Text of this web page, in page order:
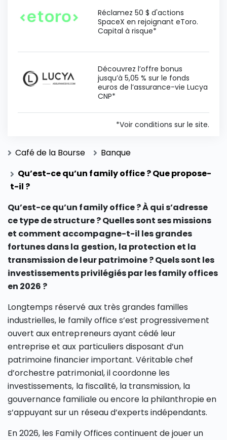
Réclamez 50 $ d'actions
SpaceX en rejoignant eToro.
Capital à risque*
Découvrez l’offre bonus
jusqu’à 5,05 % sur le fonds
euros de l’assurance-vie Lucya
CNP*
*Voir conditions sur le site.
Café de la Bourse
Banque
Qu’est-ce qu’un family office ? Que propose-
t-il ?
Qu’est-ce qu’un family office ? À qui s’adresse
ce type de structure ? Quelles sont ses missions
et comment accompagne-t-il les grandes
fortunes dans la gestion, la protection et la
transmission de leur patrimoine ? Quels sont les
investissements privilégiés par les family offices
en 2026 ?
Longtemps réservé aux très grandes familles
industrielles, le family office s’est progressivement
ouvert aux entrepreneurs ayant cédé leur
entreprise et aux particuliers disposant d’un
patrimoine financier important. Véritable chef
d’orchestre patrimonial, il coordonne les
investissements, la fiscalité, la transmission, la
gouvernance familiale ou encore la philanthropie en
s’appuyant sur un réseau d’experts indépendants.
En 2026, les Family Offices continuent de jouer un